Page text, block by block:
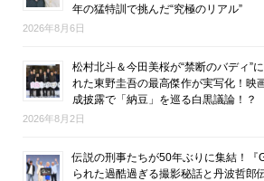
年の猛特訓で挑んだ“究極のリアル”
2026年8月6日
松村北斗＆今田美桜が“禁断のバディ”
れた東野圭吾の最高傑作が実写化！映
成披露で「納豆」を巡る白黒議論！？
2026年8月2日
伝説の刑事たちが50年ぶりに集結！『
られた過酷過ぎる撮影秘話と丹波哲郎